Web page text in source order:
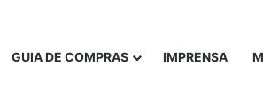
GUIA DE COMPRAS IMPRENSA